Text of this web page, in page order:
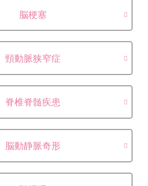
脳梗塞
頸動脈狭窄症
脊椎脊髄疾患
脳動静脈奇形